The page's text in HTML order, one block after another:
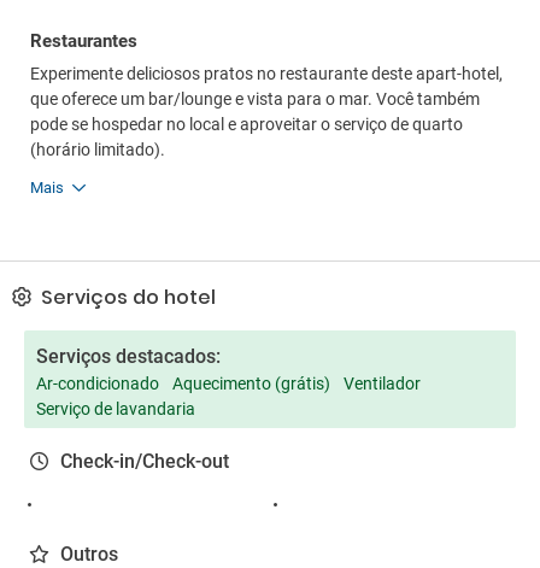
Restaurantes
Experimente deliciosos pratos no restaurante deste apart-hotel,
que oferece um bar/lounge e vista para o mar. Você também
pode se hospedar no local e aproveitar o serviço de quarto
(horário limitado).
Mais
Serviços do hotel
Serviços destacados:
Ar-condicionado Aquecimento (grátis)
Ventilador
Serviço de lavandaria
Check-in/Check-out
Outros